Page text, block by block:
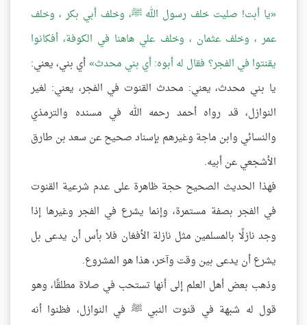
يا أبت! صليت خلف رسول الله ﷺ، وخلف أبي بكر ، وخلف
عمر ، وخلف عثمان ، وخلف علي هاهنا في الكوفة، أفكانوا
يقنتوا في الفجر؟ فقال له أبوه: أي بني محدث أي بني، يعني:
يا بني محدث، يعني: محدث القنوت في الفجر، يعني: لغير
النوازل، قد رواه أحمد رحمه الله في مسنده والترمذي
والنسائي وابن ماجة وغيرهم بإسناد صحيح عن سعد بن طارق
الأشجعي عن أبيه.
فهذا الحديث الصحيح حجة ظاهرة على عدم شرعية القنوت
في الفجر بصفة مستمرة، وإنما يشرع في الفجر وغيرها إذا
وجد نازلًا بالمسلمين مثل نازلة الأفغان فلا بأس أن يدعى بل
يشرع أن يدعى بين وقت وآخر، هذا هو المشروع.
وذهب بعض أهل العلم إلى أنها تستحب في صلاة مطلقًا، وهو
قول له شبهة في قنوت النبي ﷺ في النوازل، فظنوا أنه